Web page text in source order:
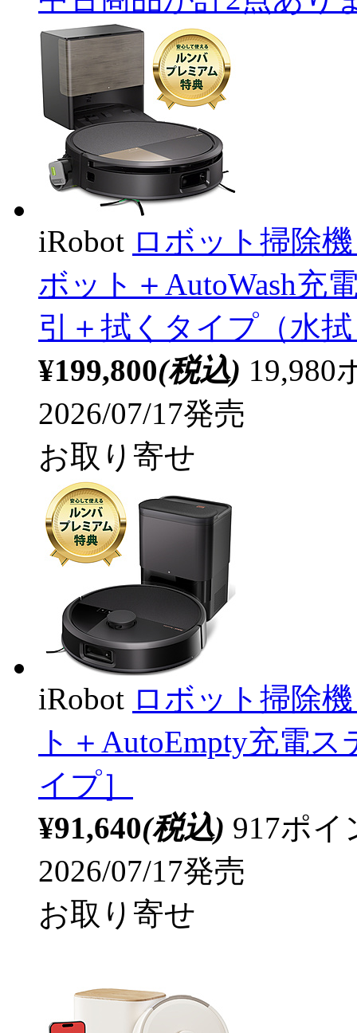
iRobot ロボット掃除
ボット＋AutoWash充
引＋拭くタイプ（水
¥199,800(税込) 19,980
2026/07/17発売
お取り寄せ
iRobot ロボット掃除
ト＋AutoEmpty充電
イプ］
¥91,640(税込) 917ポ
2026/07/17発売
お取り寄せ